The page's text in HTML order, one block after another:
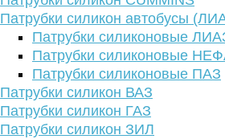
Патрубки силикон автобусы
Патрубки силиконовые
Патрубки силиконовые
Патрубки силиконовые ПАЗ
Патрубки силикон ВАЗ
Патрубки силикон ГАЗ
Патрубки силикон ЗИЛ